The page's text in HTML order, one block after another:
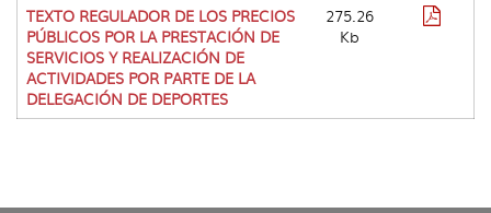
TEXTO REGULADOR DE LOS PRECIOS
PÚBLICOS POR LA PRESTACIÓN DE
SERVICIOS Y REALIZACIÓN DE
ACTIVIDADES POR PARTE DE LA
DELEGACIÓN DE DEPORTES
275.26
Kb